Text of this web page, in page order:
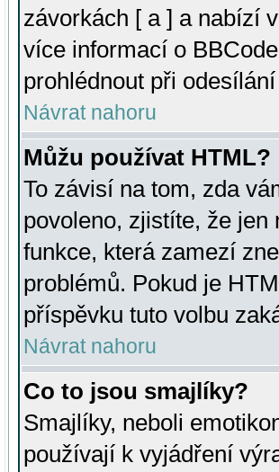
závorkách [ a ] a nabízí
více informací o
prohlédnout při
Návrat nahoru
Můžu používat HTML?
To závisí na tom, zda
povoleno, zjistíte, že
funkce, která zamezí
problémů. Pokud je
příspěvku tuto volbu
Návrat nahoru
Co to jsou smajlíky?
Smajlíky, neboli
používají k vyjádření